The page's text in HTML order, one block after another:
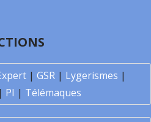
| GSR| Lygerismes |
| PI | Télémaques